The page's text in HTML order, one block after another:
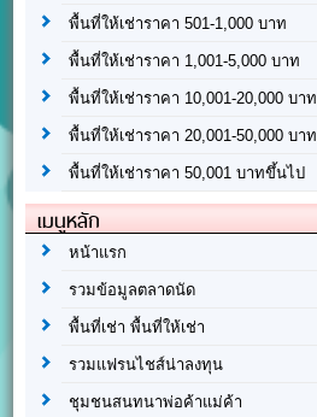
พื้นที่ให้เช่าราคา 501-1,000 บาท
พื้นที่ให้เช่าราคา 1,001-5,000 บาท
พื้นที่ให้เช่าราคา 10,001-20,000 บาท
พื้นที่ให้เช่าราคา 20,001-50,000 บาท
พื้นที่ให้เช่าราคา 50,001 บาทขึ้นไป
เมนูหลัก
หน้าแรก
รวมข้อมูลตลาดนัด
พื้นที่เช่า พื้นที่ให้เช่า
รวมแฟรนไชส์น่าลงทุน
ชุมชนสนทนาพ่อค้าแม่ค้า